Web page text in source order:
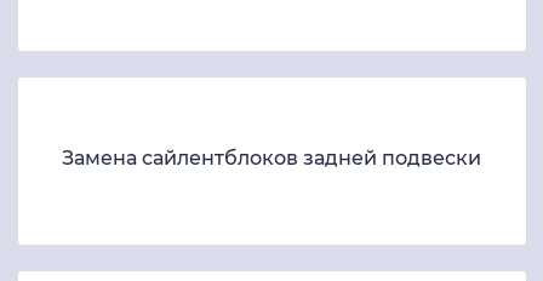
Замена сайлентблоков задней подвески